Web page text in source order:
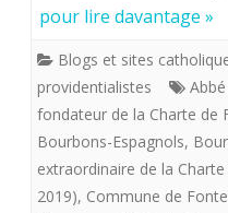
forme
par
Hervé
Volto.
pour lire davantage »
Blogs et sites
providentialistes
fondateur de la Charte de
Bourbons-Espagnols,
extraordinaire de la
2019), Commune de